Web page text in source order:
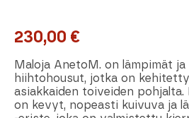
230,00 €
Maloja AnetoM. on lämpimät
hiihtohousut, jotka on
asiakkaiden toiveiden pohjalta.
on kevyt, nopeasti kuivuva ja